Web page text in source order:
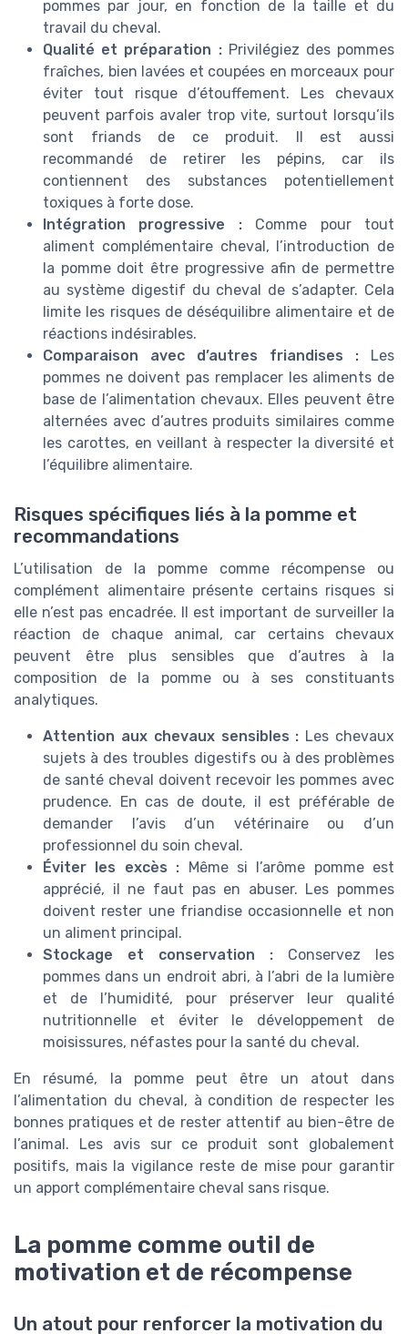
pommes par jour, en fonction de la taille et du
travail du cheval.
Qualité et préparation :Privilégiez des pommes
fraîches, bien lavées et coupées en morceaux pour
éviter tout risque d’étouffement. Les chevaux
peuvent parfois avaler trop vite, surtout lorsqu’ils
sont friands de ce produit. Il est aussi
recommandé de retirer les pépins, car ils
contiennent des substances potentiellement
toxiques à forte dose.
Intégration progressive :Comme pour tout
aliment complémentaire cheval, l’introduction de
la pomme doit être progressive afin de permettre
au système digestif du cheval de s’adapter. Cela
limite les risques de déséquilibre alimentaire et de
réactions indésirables.
Comparaison avec d’autres friandises : Les
pommes ne doivent pas remplacer les aliments de
base de l’alimentation chevaux. Elles peuvent être
alternées avec d’autres produits similaires comme
les carottes, en veillant à respecter la diversité et
l’équilibre alimentaire.
Risques spécifiques liés à la pomme et
recommandations
L’utilisation de la pomme comme récompense ou
complément alimentaire présente certains risques si
elle n’est pas encadrée. Il est important de surveiller la
réaction de chaque animal, car certains chevaux
peuvent être plus sensibles que d’autres à la
composition de la pomme ou à ses constituants
analytiques.
Attention aux chevaux sensibles : Les chevaux
sujets à des troubles digestifs ou à des problèmes
de santé cheval doivent recevoir les pommes avec
prudence. En cas de doute, il est préférable de
demander l’avis d’un vétérinaire ou d’un
professionnel du soin cheval.
Éviter les excès : Même si l’arôme pomme est
apprécié, il ne faut pas en abuser. Les pommes
doivent rester une friandise occasionnelle et non
un aliment principal.
Stockage et conservation : Conservez les
pommes dans un endroit abri, à l’abri de la lumière
et de l’humidité, pour préserver leur qualité
nutritionnelle et éviter le développement de
moisissures, néfastes pour la santé du cheval.
En résumé, la pomme peut être un atout dans
l’alimentation du cheval, à condition de respecter les
bonnes pratiques et de rester attentif au bien-être de
l’animal. Les avis sur ce produit sont globalement
positifs, mais la vigilance reste de mise pour garantir
un apport complémentaire cheval sans risque.
La pomme comme outil de
motivation et de récompense
Un atout pour renforcer la motivation du